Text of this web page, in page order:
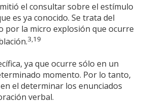
el consultar sobre el estímulo
es ya conocido. Se trata del
por la micro explosión que ocurre
3,19
ya que ocurre sólo en un
momento. Por lo tanto,
el determinar los enunciados
verbal.